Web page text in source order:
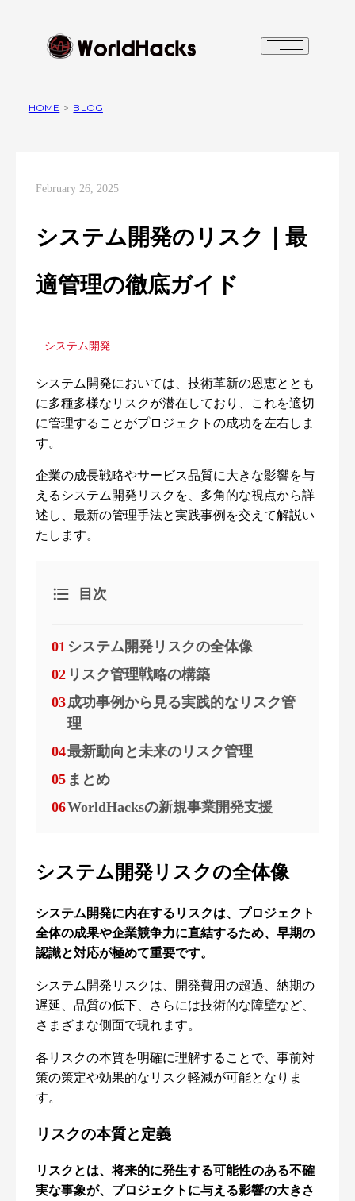
HOME > BLOG
February 26, 2025
システム開発のリスク｜最
適管理の徹底ガイド
システム開発
システム開発においては、技術革新の恩恵ととも
に多種多様なリスクが潜在しており、これを適切
に管理することがプロジェクトの成功を左右しま
す。
企業の成長戦略やサービス品質に大きな影響を与
えるシステム開発リスクを、多角的な視点から詳
述し、最新の管理手法と実践事例を交えて解説い
たします。
目次
01 システム開発リスクの全体像
02 リスク管理戦略の構築
03成功事例から見る実践的なリスク管
理
04最新動向と未来のリスク管理
05 まとめ
06WorldHacksの新規事業開発支援
システム開発リスクの全体像
システム開発に内在するリスクは、プロジェクト
全体の成果や企業競争力に直結するため、早期の
認識と対応が極めて重要です。
システム開発リスクは、開発費用の超過、納期の
遅延、品質の低下、さらには技術的な障壁など、
さまざまな側面で現れます。
各リスクの本質を明確に理解することで、事前対
策の策定や効果的なリスク軽減が可能となりま
す。
リスクの本質と定義
リスクとは、将来的に発生する可能性のある不確
実な事象が、プロジェクトに与える影響の大きさ